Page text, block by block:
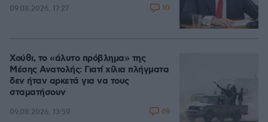
09.08.2026, 17:27 10
Χούθι, το «άλυτο πρόβλημα» της
Μέσης Ανατολής: Γιατί χίλια πλήγματα
δεν ήταν αρκετά για να τους
σταματήσουν
09.08.2026, 13:59 69